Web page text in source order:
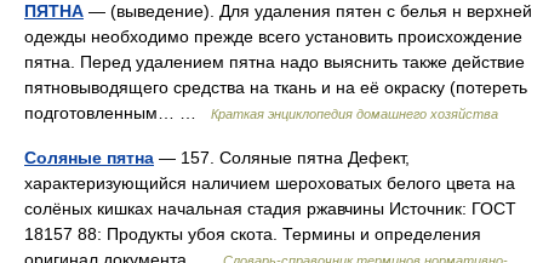
ПЯТНА — (выведение). Для удаления пятен с белья н верхней
одежды необходимо прежде всего установить происхождение
пятна. Перед удалением пятна надо выяснить также действие
пятновыводящего средства на ткань и на её окраску (потереть
подготовленным… …
Краткая энциклопедия домашнего хозяйства
Соляные пятна — 157. Соляные пятна Дефект,
характеризующийся наличием шероховатых белого цвета на
солёных кишках начальная стадия ржавчины Источник: ГОСТ
18157 88: Продукты убоя скота. Термины и определения